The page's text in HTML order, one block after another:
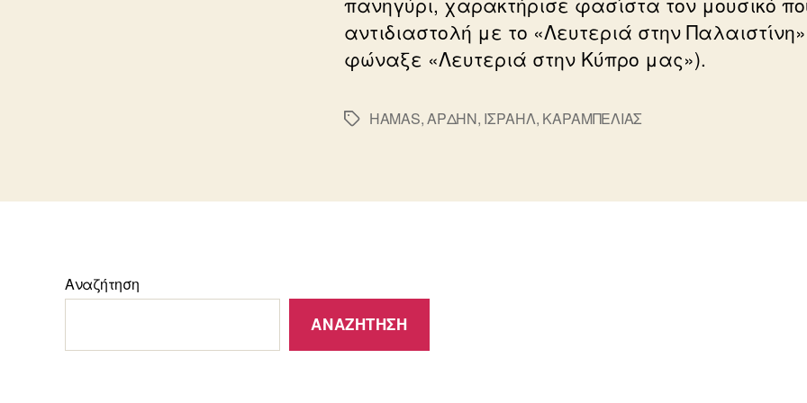
αντιδιαστολή με το «Λευτεριά στην Παλαιστίνη»
φώναξε «Λευτεριά στην Κύπρο μας»).
Ετικέτες
HAMAS,ΑΡΔΗΝ, ΙΣΡΑΗΛ, ΚΑΡΑΜΠΕΛΙΑΣ
Αναζήτηση
ΑΝΑΖΉΤΗΣΗ